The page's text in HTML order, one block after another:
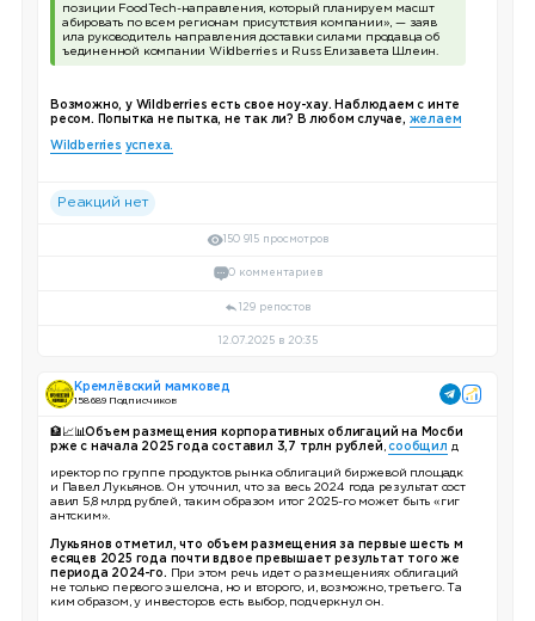
позиции FoodTech-направления, который планируем масшт
абировать по всем регионам присутствия компании», — заяв
ила руководитель направления доставки силами продавца об
ъединенной компании Wildberries и Russ Елизавета Шлеин.
Возможно, у Wildberries есть свое ноу-хау. Наблюдаем с инте
ресом. Попытка не пытка, не так ли? В любом случае, желаем
Wildberries успеха.
Реакций нет
150 915 просмотров
0 комментариев
129 репостов
12.07.2025 в 20:35
Кремлёвский мамковед
158 689 Подписчиков
🏦📈📊Объем размещения корпоративных облигаций на Мосби
рже с начала 2025 года составил 3,7 трлн рублей
,сообщил д
иректор по группе продуктов рынка облигаций биржевой площадк
и Павел Лукьянов. Он уточнил, что за весь 2024 года результат сост
авил 5,8 млрд рублей, таким образом итог 2025-го может быть «гиг
антским».
Лукьянов отметил, что объем размещения за первые шесть м
есяцев 2025 года почти вдвое превышает результат того же
периода 2024-го. При этом речь идет о размещениях облигаций
не только первого эшелона, но и второго, и, возможно, третьего. Та
ким образом, у инвесторов есть выбор, подчеркнул он.